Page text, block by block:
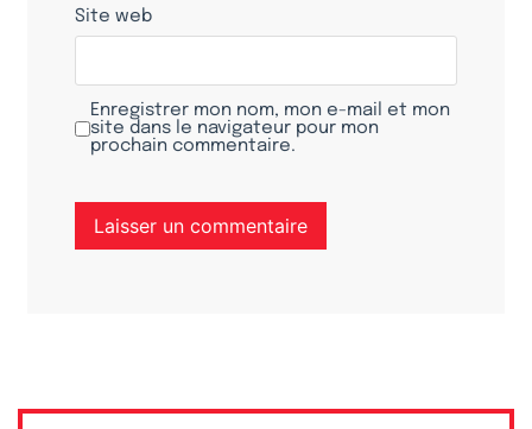
Site web
Enregistrer mon nom, mon e-mail et mon
site dans le navigateur pour mon
prochain commentaire.